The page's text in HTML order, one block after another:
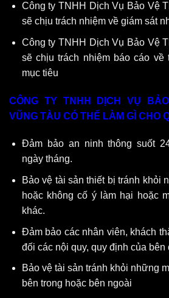
Công ty TNHH Dịch Vụ Bảo Vệ
sẽ chịu trách nhiệm về giám sát
Công ty TNHH Dịch Vụ Bảo Vệ
sẽ chịu trách nhiệm báo cáo về
mục tiêu
CÔNG TY TNHH DỊCH VỤ
VŨNG TÀU CÓ THỂ LÀM GÌ CHO
Đảm bảo an ninh thông suốt
ngày tháng.
Bảo vệ tài sản thiết bị tránh khỏi
hoặc không cố ý làm hại hoặc
khác.
Đảm bảo các nhân viên, khách
đối các nội quy, quy định của bên
Bảo vệ tài sản tránh khỏi những
bên trong hoặc bên ngoài